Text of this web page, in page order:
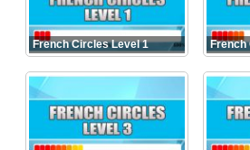
French Circles Level 1 French